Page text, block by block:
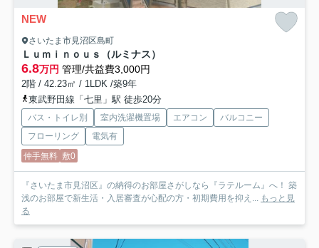
NEW
さいたま市見沼区島町
Ｌｕｍｉｎｏｕｓ（ルミナス）
6.8万円 管理/共益費3,000円
2階 / 42.23㎡ / 1LDK /築9年
東武野田線「七里」駅 徒歩20分
バス・トイレ別 室内洗濯機置場 エアコン
バルコニー
フローリング
電気有
仲手無料 敷0
『さいたま市見沼区』の納得のお部屋さがしなら『ラテルーム』へ！ 築
浅のお部屋で新生活・入居審査が心配の方・初期費用を抑え... もっと見
る